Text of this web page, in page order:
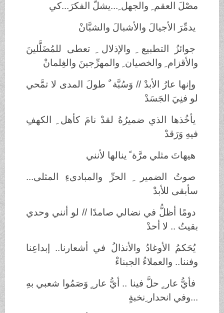
مصْلَ العقم ِ والجهل ِ...يشلَّ الفكرَ...كي
يدمِّرَ الأجيالَ والأشبالَ والشبَّانْ
جوائزُ التطبيع ِ والإذلال ِ تعطى للمُضَلَّلينَ
والأقزام ِ والخصيان ِ والمهرِّجينَ والغِلمانْ
وإنها عارُ الأبدْ // وَسُبَّة ٌ طولَ المدى لا تمَّحي
لو فنِيَ الجَسَدْ
يأخُذها الذي ضميرُهُ لقدْ نامَ كأهل ِ الكهفِ
فيهِ وَرَقدْ
هيهاتَ مثلي مرَّة ً ينالها لأنني
صوتُ الضمير ِ الحرِّ والمبادىءِ المثلى...
سأبقى للأبدْ
دومًا أظلُّ في نضالي صامدًا // لو أنني وحدي
بقيتُ .. لا أحدْ
يُحَكمُ الأوغادُ والأنذالُ في أشعارنا.. إبداعِنا
وفننا.. والعملاءُ الجبناءْ
فأيُّ عار ٍ حلَّ فينا .. أيُّ عار ٍ وَصَمُوا شعبي بهِ
...وفي انحدار ِنخبةٍ